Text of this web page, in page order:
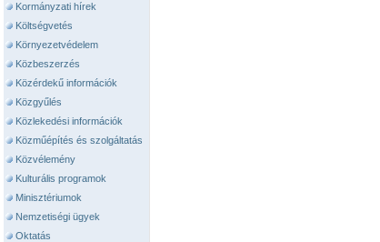
Kormányzati hírek
Költségvetés
Környezetvédelem
Közbeszerzés
Közérdekű információk
Közgyűlés
Közlekedési információk
Közműépítés és szolgáltatás
Közvélemény
Kulturális programok
Minisztériumok
Nemzetiségi ügyek
Oktatás